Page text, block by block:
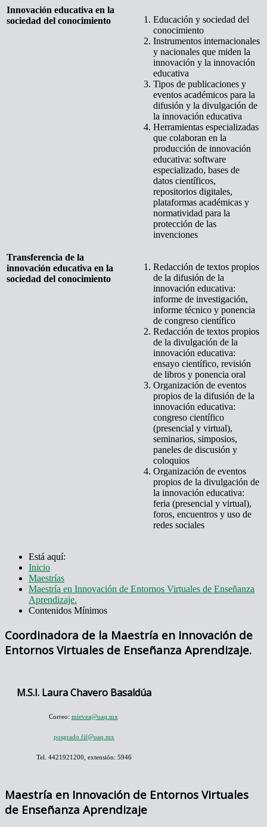
Innovación educativa en la
sociedad del conocimiento
Educación y sociedad del
conocimiento
Instrumentos internacionales
y nacionales que miden la
innovación y la innovación
educativa
Tipos de publicaciones y
eventos académicos para la
difusión y la divulgación de
la innovación educativa
Herramientas especializadas
que colaboran en la
producción de innovación
educativa: software
especializado, bases de
datos científicos,
repositorios digitales,
plataformas académicas y
normatividad para la
protección de las
invenciones
Transferencia de la
innovación educativa en la
sociedad del conocimiento
Redacción de textos propios
de la difusión de la
innovación educativa:
informe de investigación,
informe técnico y ponencia
de congreso científico
Redacción de textos propios
de la divulgación de la
innovación educativa:
ensayo científico, revisión
de libros y ponencia oral
Organización de eventos
propios de la difusión de la
innovación educativa:
congreso científico
(presencial y virtual),
seminarios, simposios,
paneles de discusión y
coloquios
Organización de eventos
propios de la divulgación de
la innovación educativa:
feria (presencial y virtual),
foros, encuentros y uso de
redes sociales
Está aquí:
Inicio
Maestrías
Maestría en Innovación de Entornos Virtuales de Enseñanza
Aprendizaje.
Contenidos Mínimos
Coordinadora de la Maestría en Innovación de
Entornos Virtuales de Enseñanza Aprendizaje.
M.S.I. Laura Chavero Basaldúa
Correo: mievea@uaq.mx
posgrado.fif@uaq.mx
Tel. 4421921200, extensión: 5946
Maestría en Innovación de Entornos Virtuales
de Enseñanza Aprendizaje